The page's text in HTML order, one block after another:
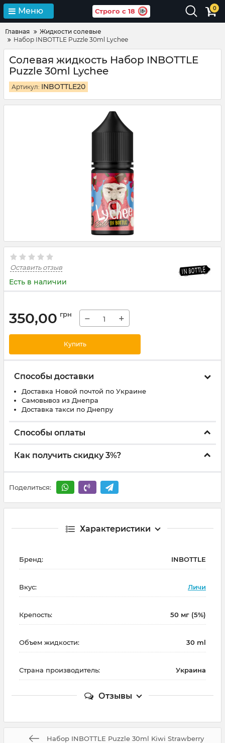
Меню Строго с 18 0
Главная
Жидкости солевые
Набор INBOTTLE Puzzle 30ml Lychee
Солевая жидкость Набор INBOTTLE
Puzzle 30ml Lychee
Артикул: INBOTTLE20
Оставить отзыв
Есть в наличии
350,00 грн − +
Купить
Способы доставки
Доставка Новой почтой по Украине
Самовывоз из Днепра
Доставка такси по Днепру
Способы оплаты
Как получить скидку 3%?
Поделиться:
Характеристики
Бренд: INBOTTLE
Вкус: Личи
Крепость: 50 мг (5%)
Объем жидкости: 30 ml
Страна производитель: Украина
Отзывы
Набор INBOTTLE Puzzle 30ml Kiwi Strawberry